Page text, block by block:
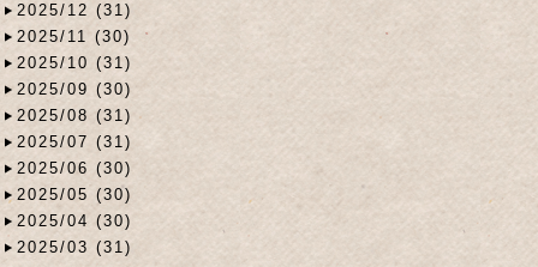
2025/12 (31)
2025/11 (30)
2025/10 (31)
2025/09 (30)
2025/08 (31)
2025/07 (31)
2025/06 (30)
2025/05 (30)
2025/04 (30)
2025/03 (31)